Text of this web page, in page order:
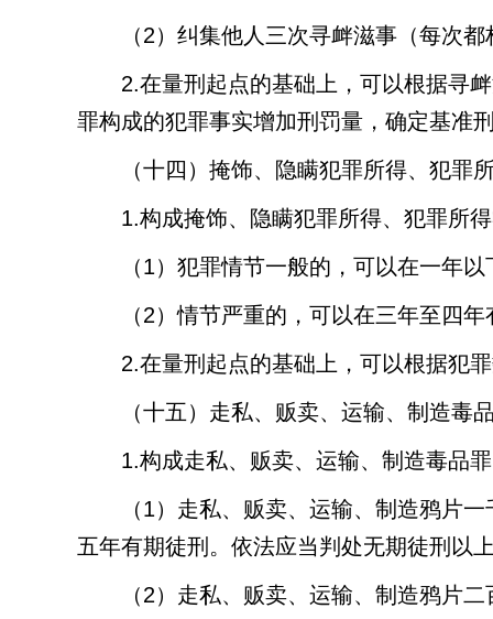
（2）纠集他人三次寻衅滋事（每次
2.在量刑起点的基础上，可以根据寻
罪构成的犯罪事实增加刑罚量，确定基准
（十四）掩饰、隐瞒犯罪所得、犯罪
1.构成掩饰、隐瞒犯罪所得、犯罪所
（1）犯罪情节一般的，可以在一年
（2）情节严重的，可以在三年至四
2.在量刑起点的基础上，可以根据犯
（十五）走私、贩卖、运输、制造毒
1.构成走私、贩卖、运输、制造毒品
（1）走私、贩卖、运输、制造鸦片
五年有期徒刑。依法应当判处无期徒刑以
（2）走私、贩卖、运输、制造鸦片